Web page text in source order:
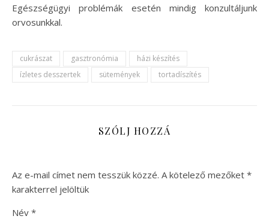
Egészségügyi problémák esetén mindig konzultáljunk
orvosunkkal.
cukrászat gasztronómia
házi készítés
ízletes desszertek
sütemények tortadíszítés
SZÓLJ HOZZÁ
Az e-mail címet nem tesszük közzé. A kötelező mezőket *
karakterrel jelöltük
Név *